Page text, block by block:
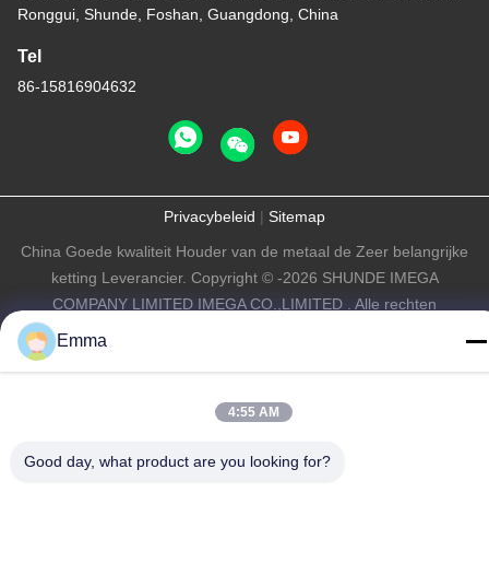
Ronggui, Shunde, Foshan, Guangdong, China
Tel
86-15816904632
Privacybeleid | Sitemap
China Goede kwaliteit Houder van de metaal de Zeer belangrijke
ketting Leverancier. Copyright © -2026 SHUNDE IMEGA
COMPANY LIMITED IMEGA CO.,LIMITED . Alle rechten
Emma
4:55 AM
Good day, what product are you looking for?